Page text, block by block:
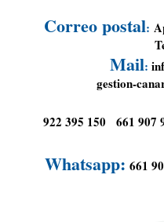
Correo postal:
Mail:
gestion-
922 395 150 661 907
Whatsapp: 661